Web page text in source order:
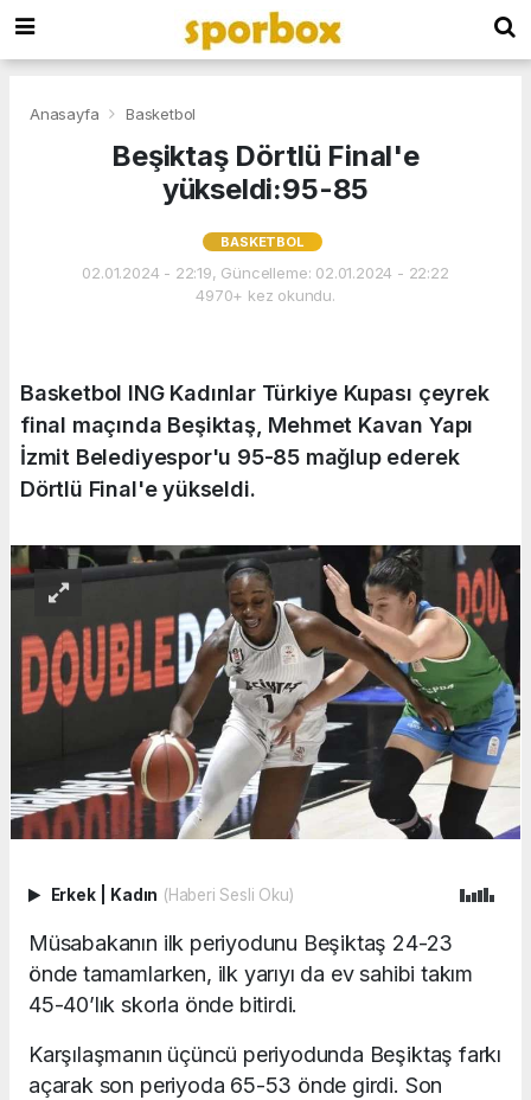
Anasayfa Basketbol
Beşiktaş Dörtlü Final'e
yükseldi:95-85
BASKETBOL
02.01.2024 - 22:19, Güncelleme: 02.01.2024 - 22:22
4970+ kez okundu.
Basketbol ING Kadınlar Türkiye Kupası çeyrek
final maçında Beşiktaş, Mehmet Kavan Yapı
İzmit Belediyespor'u 95-85 mağlup ederek
Dörtlü Final'e yükseldi.
Erkek Kadın (Haberi Sesli Oku)
Müsabakanın ilk periyodunu Beşiktaş 24-23
önde tamamlarken, ilk yarıyı da ev sahibi takım
45-40’lık skorla önde bitirdi.
Karşılaşmanın üçüncü periyodunda Beşiktaş farkı
açarak son periyoda 65-53 önde girdi. Son